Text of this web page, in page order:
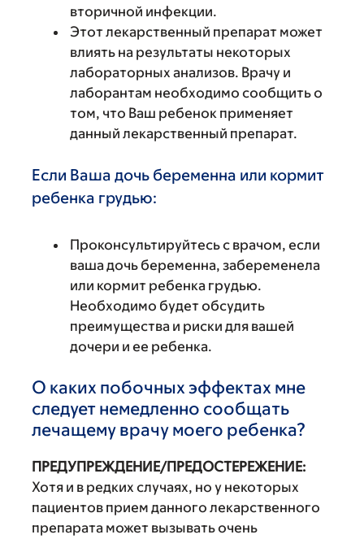
вторичной инфекции.
Этот лекарственный препарат может
влиять на результаты некоторых
лабораторных анализов. Врачу и
лаборантам необходимо сообщить о
том, что Ваш ребенок применяет
данный лекарственный препарат.
Если Ваша дочь беременна или кормит
ребенка грудью:
Проконсультируйтесь с врачом, если
ваша дочь беременна, забеременела
или кормит ребенка грудью.
Необходимо будет обсудить
преимущества и риски для вашей
дочери и ее ребенка.
О каких побочных эффектах мне
следует немедленно сообщать
лечащему врачу моего ребенка?
ПРЕДУПРЕЖДЕНИЕ/ПРЕДОСТЕРЕЖЕНИЕ:
Хотя и в редких случаях, но у некоторых
пациентов прием данного лекарственного
препарата может вызывать очень